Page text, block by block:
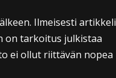
Ilmeisesti artikkeli
on tarkoitus julkistaa
ei ollut riittävän nopea